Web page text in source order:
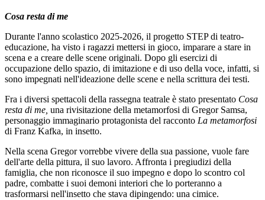
Cosa resta di me
Durante l'anno scolastico 2025-2026, il progetto STEP di teatro-
educazione, ha visto i ragazzi mettersi in gioco, imparare a stare in
scena e a creare delle scene originali. Dopo gli esercizi di
occupazione dello spazio, di imitazione e di uso della voce, infatti, si
sono impegnati nell'ideazione delle scene e nella scrittura dei testi.
Fra i diversi spettacoli della rassegna teatrale è stato presentato Cosa
resta di me, una rivisitazione della metamorfosi di Gregor Samsa,
personaggio immaginario protagonista del racconto La metamorfosi
di Franz Kafka, in insetto.
Nella scena Gregor vorrebbe vivere della sua passione, vuole fare
dell'arte della pittura, il suo lavoro. Affronta i pregiudizi della
famiglia, che non riconosce il suo impegno e dopo lo scontro col
padre, combatte i suoi demoni interiori che lo porteranno a
trasformarsi nell'insetto che stava dipingendo: una cimice.